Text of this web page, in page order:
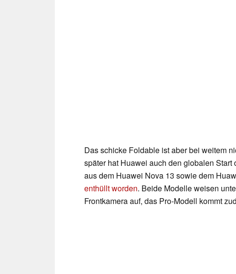
Das schicke Foldable ist aber bei weitem
später hat Huawei auch den globalen
aus dem Huawei Nova 13 sowie dem
enthüllt worden. Beide Modelle weisen
Frontkamera auf, das Pro-Modell kommt